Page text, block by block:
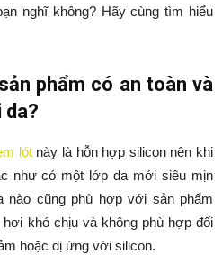
nghĩ không? Hãy cùng tìm hiểu
phẩm có an toàn và
da?
lótnày là hỗn hợp silicon nên khi
như có một lớp da mới siêu mịn
nào cũng phù hợp với sản phẩm
khó chịu và không phù hợp đối
hoặc dị ứng với silicon.